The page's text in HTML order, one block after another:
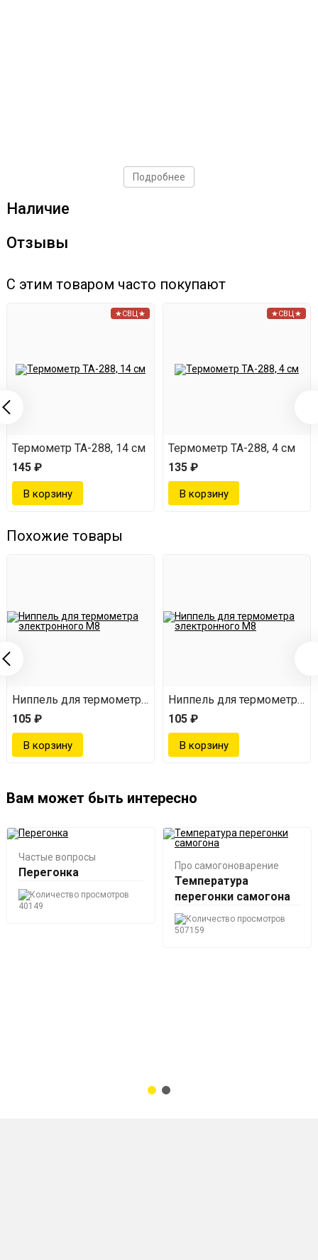
Подробнее
Наличие
Отзывы
С этим товаром часто покупают
★СВЦ★
Термометр ТА-288, 14 см
145 ₽
★СВЦ★
Термометр ТА-288, 4 см
135 ₽
Похожие товары
М8
Ниппель для термометра электронного М8
105 ₽
Ниппель для термометра
105 ₽
Вам может быть интересно
Частые вопросы
Перегонка
40149
Про самогоноварение
Температура
перегонки самогона
507159